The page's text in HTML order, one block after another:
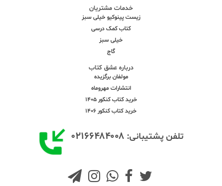
خدمات مشتریان
زیست پینوکیو خیلی سبز
کتاب کمک درسی
خیلی سبز
گاج
درباره عشق کتاب
مولفان برگزیده
انتشارات مهروماه
خرید کتاب کنکور 1405
خرید کتاب کنکور 1406
تلفن پشتیبانی: ۰۲۱۶۶۴۸۴۰۰۸